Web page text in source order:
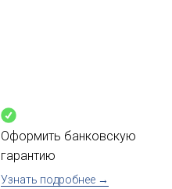
Узнать подробнее →
Оформить банковскую
гарантию